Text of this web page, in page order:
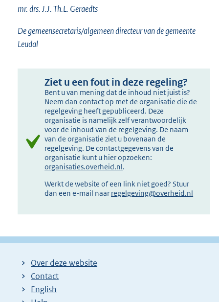
mr. drs. J.J. Th.L. Geraedts
De gemeensecretaris/algemeen directeur van de gemeente
Leudal
Ziet u een fout in deze regeling?
Bent u van mening dat de inhoud niet juist is?
Neem dan contact op met de organisatie die de
regelgeving heeft gepubliceerd. Deze
organisatie is namelijk zelf verantwoordelijk
voor de inhoud van de regelgeving. De naam
van de organisatie ziet u bovenaan de
regelgeving. De contactgegevens van de
organisatie kunt u hier opzoeken:
organisaties.overheid.nl.
Werkt de website of een link niet goed? Stuur
dan een e-mail naar regelgeving@overheid.nl
Over deze website
Contact
English